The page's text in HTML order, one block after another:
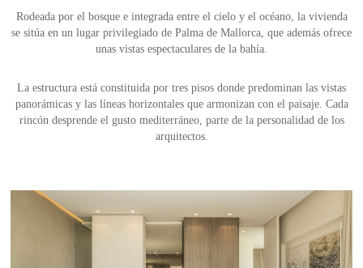
Rodeada por el bosque e integrada entre el cielo y el océano, la vivienda
se sitúa en un lugar privilegiado de Palma de Mallorca, que además ofrece
unas vistas espectaculares de la bahía.
La estructura está constituida por tres pisos donde predominan las vistas
panorámicas y las líneas horizontales que armonizan con el paisaje. Cada
rincón desprende el gusto mediterráneo, parte de la personalidad de los
arquitectos.